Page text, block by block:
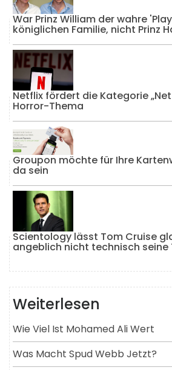
War Prinz William der wahre
königlichen Familie, nicht Prinz
Netflix fördert die Kategorie
Horror-Thema
Groupon möchte für Ihre
da sein
Scientology lässt Tom Cruise
angeblich nicht technisch seine
Weiterlesen
Wie Viel Ist Mohamed Ali Wert
Was Macht Spud Webb Jetzt?